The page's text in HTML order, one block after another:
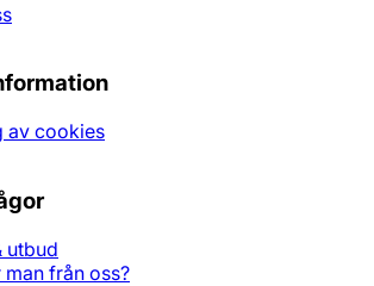
av cookies
utbud
från oss?